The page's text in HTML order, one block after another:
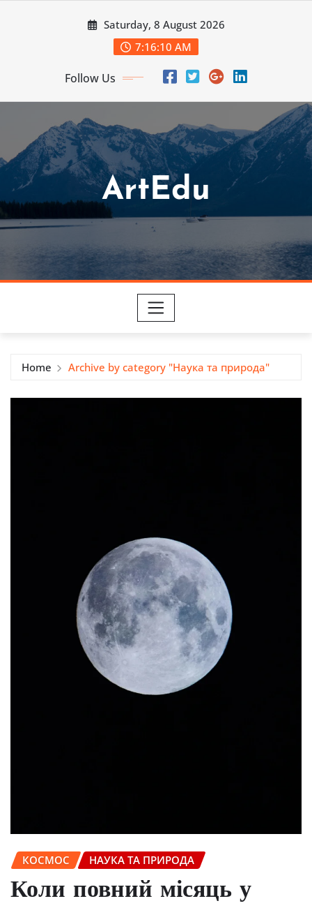
Saturday, 8 August 2026
7:16:12 AM
Follow Us
ArtEdu
Home Archive by category "Наука та природа"
КОСМОС НАУКА ТА ПРИРОДА
Коли повний місяць у